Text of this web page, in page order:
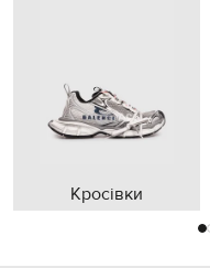
Кросівки